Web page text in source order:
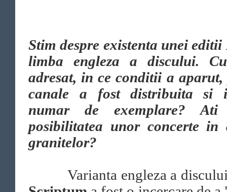
Stim despre existenta unei
limba engleza a discului.
adresat, in ce conditii a aparut,
canale a fost distribuita si
numar de exemplare? Ati
posibilitatea unor concerte in
granitelor?
Varianta engleza a